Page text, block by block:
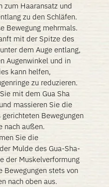
zum Haaransatz und
zu den Schläfen.
Bewegung mehrmals.
mit der Spitze des
dem Auge entlang,
Augenwinkel und in
kann helfen,
zu reduzieren.
mit dem Gua Sha
massieren Sie die
Bewegungen
nach außen.
Sie die
Mulde des Gua-Sha-
der Muskelverformung
Bewegungen stets von
nach oben aus.